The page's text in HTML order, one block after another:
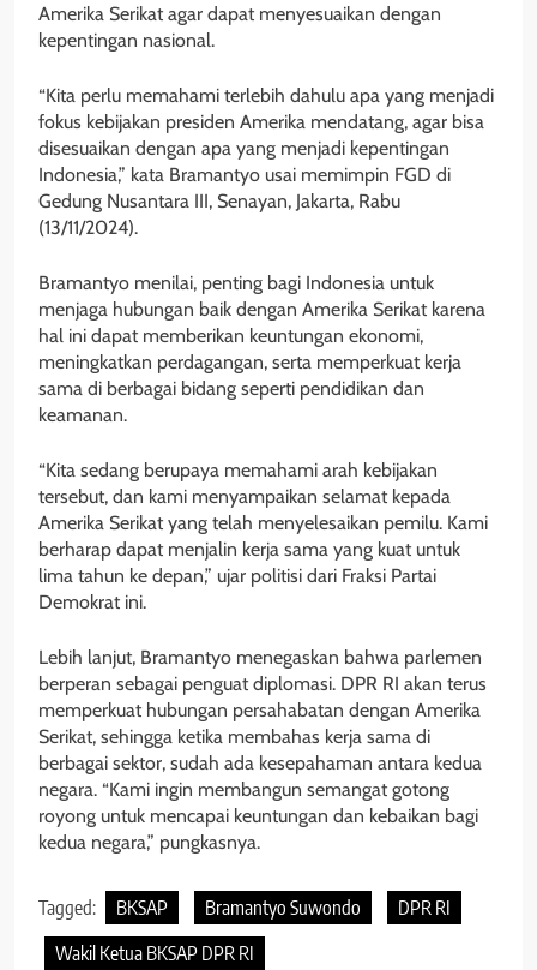
Amerika Serikat agar dapat menyesuaikan dengan
kepentingan nasional.
“Kita perlu memahami terlebih dahulu apa yang menjadi
fokus kebijakan presiden Amerika mendatang, agar bisa
disesuaikan dengan apa yang menjadi kepentingan
Indonesia,” kata Bramantyo usai memimpin FGD di
Gedung Nusantara III, Senayan, Jakarta, Rabu
(13/11/2024).
Bramantyo menilai, penting bagi Indonesia untuk
menjaga hubungan baik dengan Amerika Serikat karena
hal ini dapat memberikan keuntungan ekonomi,
meningkatkan perdagangan, serta memperkuat kerja
sama di berbagai bidang seperti pendidikan dan
keamanan.
“Kita sedang berupaya memahami arah kebijakan
tersebut, dan kami menyampaikan selamat kepada
Amerika Serikat yang telah menyelesaikan pemilu. Kami
berharap dapat menjalin kerja sama yang kuat untuk
lima tahun ke depan,” ujar politisi dari Fraksi Partai
Demokrat ini.
Lebih lanjut, Bramantyo menegaskan bahwa parlemen
berperan sebagai penguat diplomasi. DPR RI akan terus
memperkuat hubungan persahabatan dengan Amerika
Serikat, sehingga ketika membahas kerja sama di
berbagai sektor, sudah ada kesepahaman antara kedua
negara. “Kami ingin membangun semangat gotong
royong untuk mencapai keuntungan dan kebaikan bagi
kedua negara,” pungkasnya.
Tagged: BKSAP Bramantyo Suwondo
DPR RI
Wakil Ketua BKSAP DPR RI